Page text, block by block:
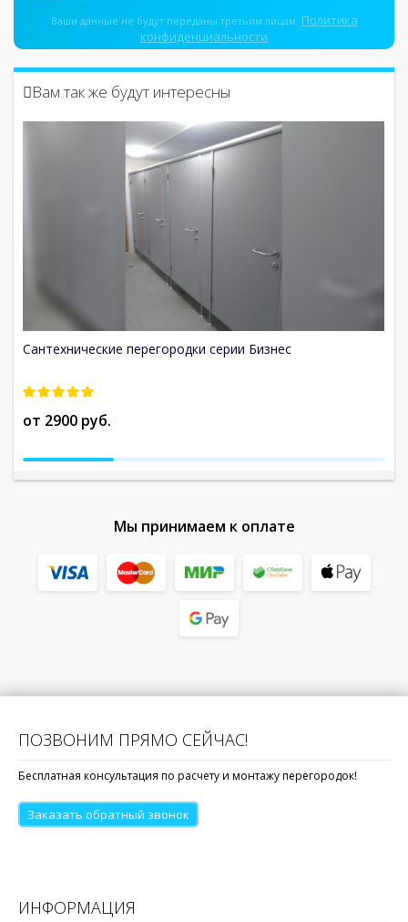
Ваши данные не будут переданы третьим лицам. Политика
конфиденциальности
Вам так же будут интересны
Сантехнические перегородки серии Бизнес
от 2900 руб.
Мы принимаем к оплате
ПОЗВОНИМ ПРЯМО СЕЙЧАС!
Бесплатная консультация по расчету и монтажу перегородок!
Заказать обратный звонок
ИНФОРМАЦИЯ